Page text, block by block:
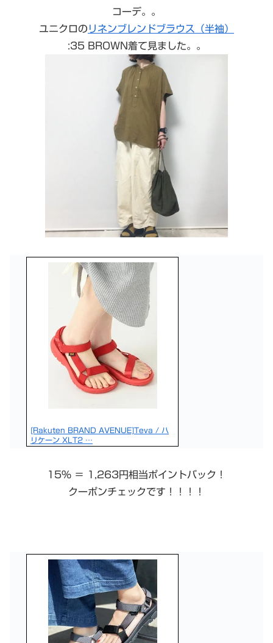
コーデ。。
ユニクロの リネンブレンドブラウス（半袖）
:35 BROWN着て見ました。。
[Rakuten BRAND AVENUE]Teva / ハ
リケーン XLT2 …
15％ ＝ 1,263円相当ポイントバック！
クーポンチェックです！！！！